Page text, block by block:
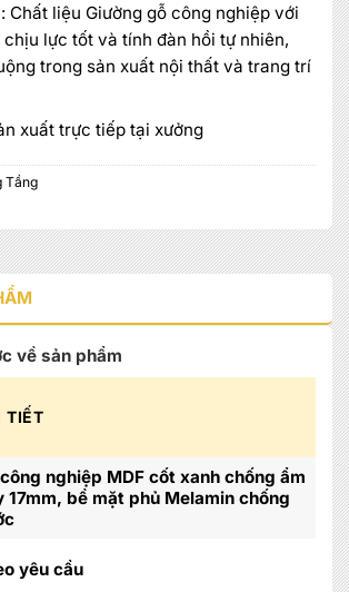
: Chất liệu Giường gỗ công nghiệp với
chịu lực tốt và tính đàn hồi tự nhiên,
trong sản xuất nội thất và trang trí
xuất trực tiếp tại xưởng
Tầng
về sản phẩm
TIẾT
nghiệp MDF cốt xanh chống ẩm
17mm, bề mặt phủ Melamin chống
yêu cầu